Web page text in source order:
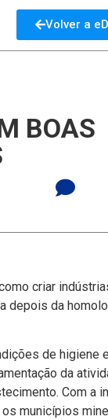
Volver a
BOAS
criar
depois da
de higiene e
da
Com a
municí­pios